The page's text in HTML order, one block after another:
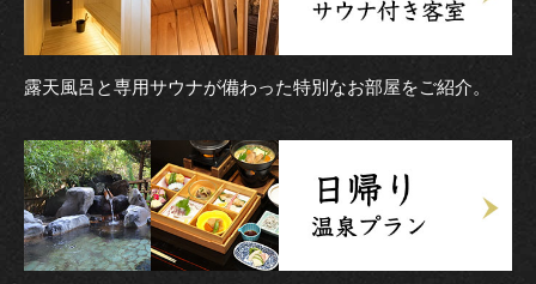
露天風呂と専用サウナが備わった特別なお部屋をご紹介。